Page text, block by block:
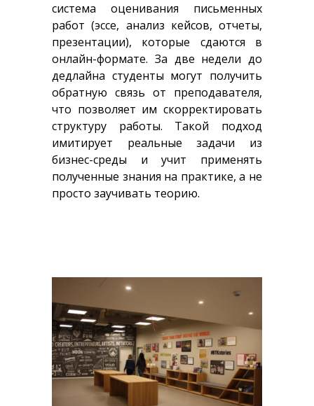
система оценивания письменных
работ (эссе, анализ кейсов, отчеты,
презентации), которые сдаются в
онлайн-формате. За две недели до
дедлайна студенты могут получить
обратную связь от преподавателя,
что позволяет им скорректировать
структуру работы. Такой подход
имитирует реальные задачи из
бизнес-среды и учит применять
полученные знания на практике, а не
просто заучивать теорию.